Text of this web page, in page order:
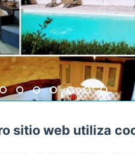
sitio web utiliza